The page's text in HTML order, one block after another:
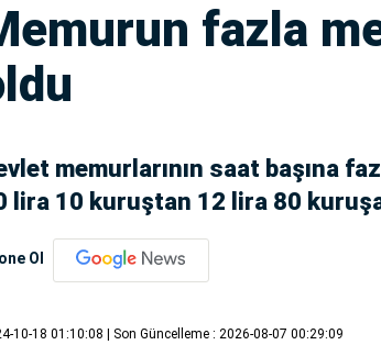
fazla
memurlarının saat başına
lira 10 kuruştan 12 lira 80
Ol
10-18 01:10:08 | Son Güncelleme : 2026-08-07 00:29:09